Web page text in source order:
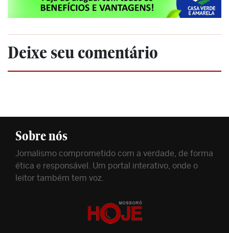
Deixe seu comentário
Sobre nós
Jornalismo comprometido com a verdade, de forma
ética e responsável. Um portal interativo, onde o
leitor também tem voz.